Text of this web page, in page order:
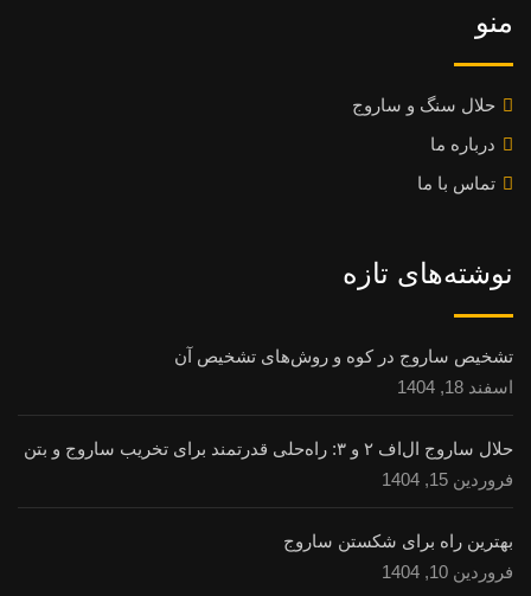
منو
حلال سنگ و ساروج
درباره ما
تماس با ما
نوشته‌های تازه
تشخیص ساروج در کوه و روش‌های تشخیص آن
اسفند 18, 1404
حلال ساروج ال‌اف ۲ و ۳: راه‌حلی قدرتمند برای تخریب ساروج و بتن
فروردین 15, 1404
بهترین راه برای شکستن ساروج
فروردین 10, 1404